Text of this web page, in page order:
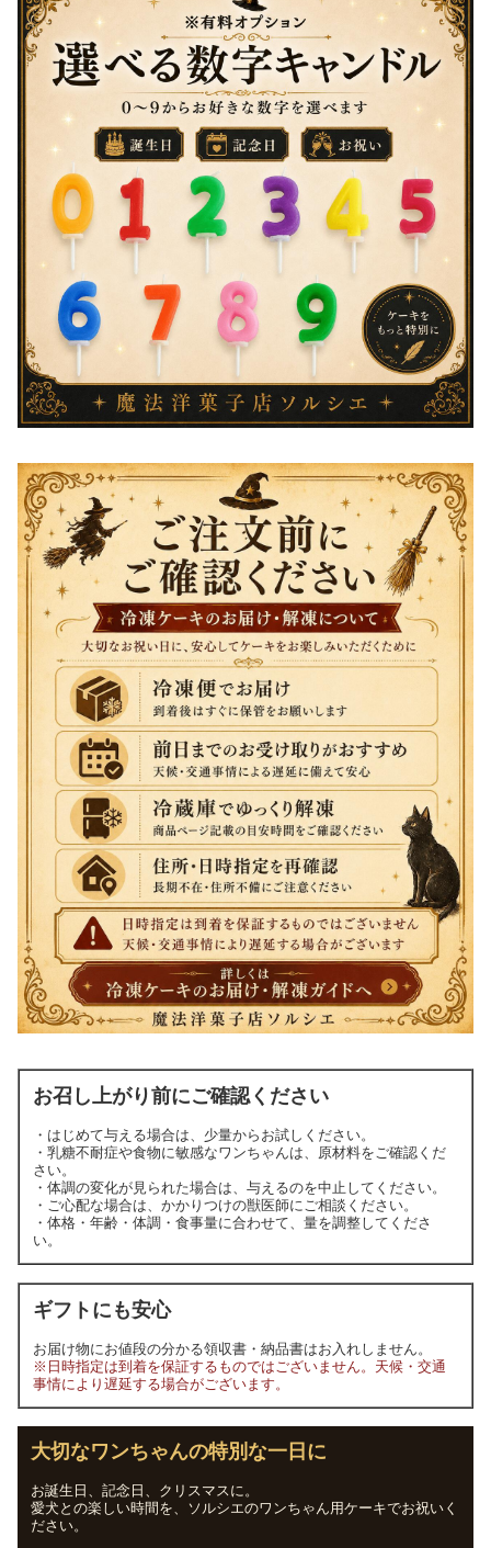
お召し上がり前にご確認ください
・はじめて与える場合は、少量からお試しください。
・乳糖不耐症や食物に敏感なワンちゃんは、原材料をご確認くだ
さい。
・体調の変化が見られた場合は、与えるのを中止してください。
・ご心配な場合は、かかりつけの獣医師にご相談ください。
・体格・年齢・体調・食事量に合わせて、量を調整してくださ
い。
ギフトにも安心
お届け物にお値段の分かる領収書・納品書はお入れしません。
※日時指定は到着を保証するものではございません。天候・交通
事情により遅延する場合がございます。
大切なワンちゃんの特別な一日に
お誕生日、記念日、クリスマスに。
愛犬との楽しい時間を、ソルシエのワンちゃん用ケーキでお祝いく
ださい。